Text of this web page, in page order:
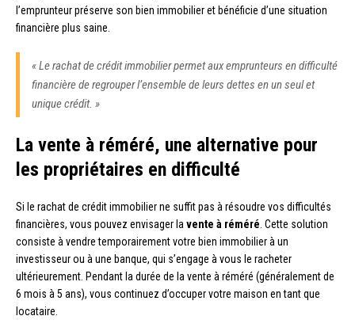
l’emprunteur préserve son bien immobilier et bénéficie d’une situation
financière plus saine.
« Le rachat de crédit immobilier permet aux emprunteurs en difficulté
financière de regrouper l’ensemble de leurs dettes en un seul et
unique crédit. »
La vente à réméré, une alternative pour
les propriétaires en difficulté
Si le rachat de crédit immobilier ne suffit pas à résoudre vos difficultés
financières, vous pouvez envisager la vente à réméré . Cette solution
consiste à vendre temporairement votre bien immobilier à un
investisseur ou à une banque, qui s’engage à vous le racheter
ultérieurement. Pendant la durée de la vente à réméré (généralement de
6 mois à 5 ans), vous continuez d’occuper votre maison en tant que
locataire.